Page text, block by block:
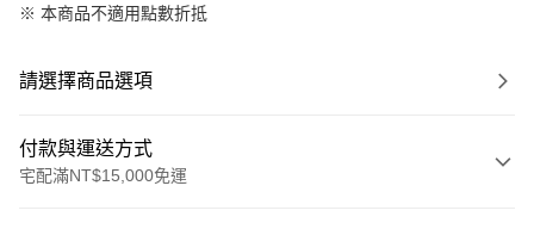
※ 本商品不適用點數折抵
請選擇商品選項
付款與運送方式
宅配滿NT$15,000免運